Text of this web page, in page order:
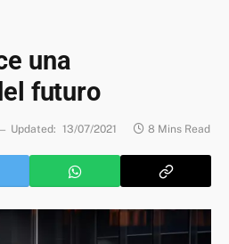
una
futuro
Updated: 13/07/2021 8 Mins Read